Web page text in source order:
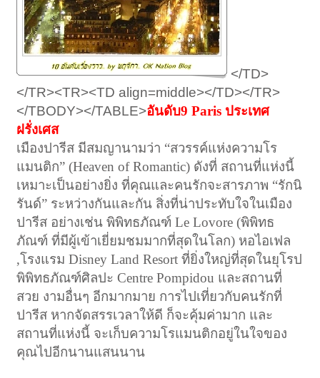
</TD>
</TR><TR><TD align=middle></TD></TR>
</TBODY></TABLE>อันดับ9 Paris ประเทศ
ฝรั่งเศส
เมืองปารีส มีสมญานามว่า “สวรรค์แห่งความโร
แมนติก” (Heaven of Romantic) ดังที่ สถานที่แห่งนี้
เหมาะเป็นอย่างยิ่ง ที่คุณและคนรักจะสารภาพ “รักนิ
รันด์” ระหว่างกันและกัน สิ่งที่น่าประทับใจในเมือง
ปารีส อย่างเช่น พิพิทธภัณฑ์ Le Lovore (พิพิทธ
ภัณฑ์ ที่มีผู้เข้าเยี่ยมชมมากที่สุดในโลก) หอไอเฟล
,โรงแรม Disney Land Resort ที่ยิ่งใหญ่ที่สุดในยุโรป
พิพิทธภัณฑ์ศิลปะ Centre Pompidou และสถานที่
สวย งามอื่นๆ อีกมากมาย การไปเที่ยวกับคนรักที่
ปารีส หากจัดสรรเวลาให้ดี ก็จะคุ้มค่ามาก และ
สถานที่แห่งนี้ จะเก็บความโรแมนติกอยู่ในใจของ
คุณไปอีกนานแสนนาน